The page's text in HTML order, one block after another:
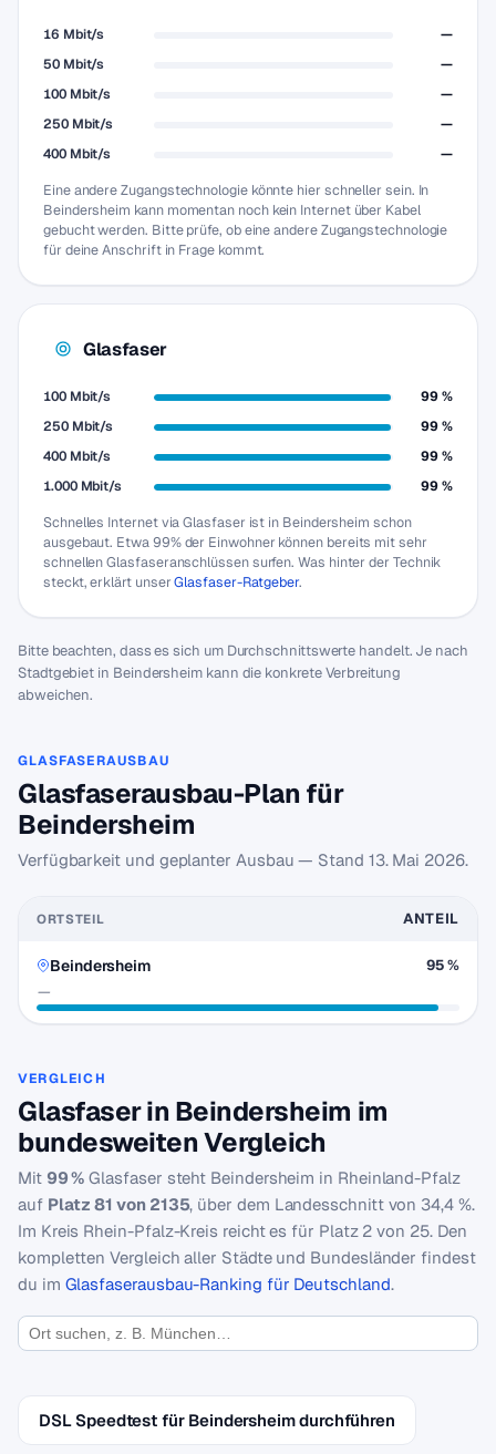
16 Mbit/s
—
50 Mbit/s
—
100 Mbit/s
—
250 Mbit/s
—
400 Mbit/s
—
Eine andere Zugangstechnologie könnte hier schneller sein. In
Beindersheim kann momentan noch kein Internet über Kabel
gebucht werden. Bitte prüfe, ob eine andere Zugangstechnologie
für deine Anschrift in Frage kommt.
Glasfaser
100 Mbit/s
99 %
250 Mbit/s
99 %
400 Mbit/s
99 %
1.000 Mbit/s
99 %
Schnelles Internet via Glasfaser ist in Beindersheim schon
ausgebaut. Etwa 99% der Einwohner können bereits mit sehr
schnellen Glasfaseranschlüssen surfen. Was hinter der Technik
steckt, erklärt unserGlasfaser-Ratgeber.
Bitte beachten, dass es sich um Durchschnittswerte handelt. Je nach
Stadtgebiet in Beindersheim kann die konkrete Verbreitung
abweichen.
GLASFASERAUSBAU
Glasfaserausbau-Plan für
Beindersheim
Verfügbarkeit und geplanter Ausbau — Stand 13. Mai 2026.
ORTSTEIL ANTEIL
Beindersheim
—
95 %
VERGLEICH
Glasfaser in Beindersheim im
bundesweiten Vergleich
Mit 99 % Glasfaser steht Beindersheim in Rheinland-Pfalz
auf Platz 81 von 2135, über dem Landesschnitt von 34,4 %.
Im Kreis Rhein-Pfalz-Kreis reicht es für Platz 2 von 25. Den
kompletten Vergleich aller Städte und Bundesländer findest
du im Glasfaserausbau-Ranking für Deutschland.
DSL Speedtest für Beindersheim durchführen